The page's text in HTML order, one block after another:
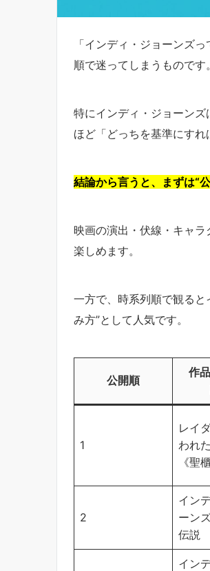
「インディ・ジョーンズ
順で迷ってしまうものです。
特にインディ・ジョーン
ほど「どっちを基準にすれ
結論から言うと、まずは“
映画の演出・伏線・キャ
楽しめます。
一方で、時系列順で観る
み方”として人気です。
公開順
作
1
レイ
われ
《聖
2
イン
ーン
伝説
イン